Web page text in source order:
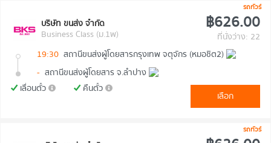
รถทัวร์
บริษัท ขนส่ง จำกัด
Business Class (ม.1พ)
฿626.00
ที่นั่งว่าง: 22
19:30 สถานีขนส่งผู้โดยสารกรุงเทพ จตุจักร (หมอชิต2)
- สถานีขนส่งผู้โดยสาร จ.ลำปาง
เลื่อนตั๋ว
คืนตั๋ว
เลือก
รถทัวร์